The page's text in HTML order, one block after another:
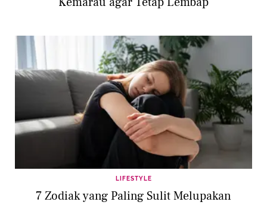
LIFESTYLE
7 Zodiak yang Paling Sulit Melupakan